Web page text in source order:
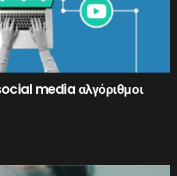
media αλγόριθμοι